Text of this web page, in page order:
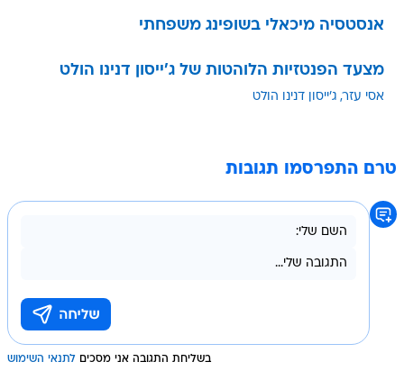
אנסטסיה מיכאלי בשופינג משפחתי
מצעד הפנטזיות הלוהטות של ג'ייסון דנינו הולט
אסי עזר ג'ייסון דנינו הולט
טרם התפרסמו תגובות
בשליחת התגובה אני מסכים לתנאי השימוש